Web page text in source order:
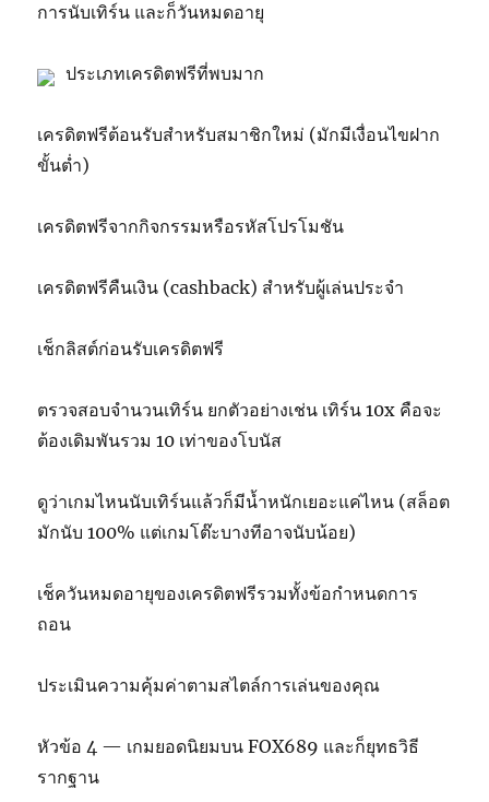
การนับเทิร์น และก็วันหมดอายุ
ประเภทเครดิตฟรีที่พบมาก
เครดิตฟรีต้อนรับสำหรับสมาชิกใหม่ (มักมีเงื่อนไขฝาก
ขั้นต่ำ)
เครดิตฟรีจากกิจกรรมหรือรหัสโปรโมชัน
เครดิตฟรีคืนเงิน (cashback) สำหรับผู้เล่นประจำ
เช็กลิสต์ก่อนรับเครดิตฟรี
ตรวจสอบจำนวนเทิร์น ยกตัวอย่างเช่น เทิร์น 10x คือจะ
ต้องเดิมพันรวม 10 เท่าของโบนัส
ดูว่าเกมไหนนับเทิร์นแล้วก็มีน้ำหนักเยอะแค่ไหน (สล็อต
มักนับ 100% แต่เกมโต๊ะบางทีอาจนับน้อย)
เช็ควันหมดอายุของเครดิตฟรีรวมทั้งข้อกำหนดการ
ถอน
ประเมินความคุ้มค่าตามสไตล์การเล่นของคุณ
หัวข้อ 4 — เกมยอดนิยมบน FOX689 และก็ยุทธวิธี
รากฐาน